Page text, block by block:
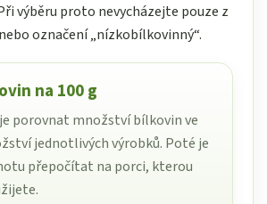
výběru proto nevycházejte pouze z
označení „nízkobílkovinný“.
na 100 g
porovnat množství bílkovin ve
jednotlivých výrobků. Poté je
přepočítat na porci, kterou